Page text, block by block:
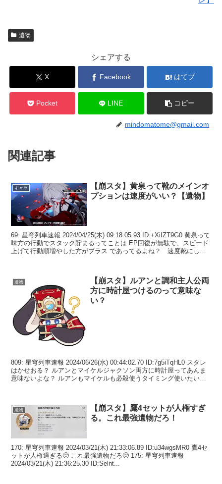
遺物
シェアする
X Facebook はてブ
Pocket LINE コピー
mindomatome@gmail.com
関連記事
キャラ
【崩スタ】黄泉って靴のメインオ
プションは速度がいい？【遺物】
69: 星穹列車速報 2024/04/25(木) 09:18:05.93 ID:+XiIZT9G0 黄泉って
味方の行動でスタック貯まるってことは EP回復が無駄で、スピード
上げて行動順増やした方がプラス であってるよね？ 速度靴にしよ
遺物
【崩スタ】ルアンと調和主人公両
方に時計屋つけるのって意味な
い？
809: 星穹列車速報 2024/06/26(水) 00:44:02.70 ID:7g5iTqHL0 スタレ
はかせおる？ ルアンとマイケルジャクソン両方に時計屋ってあんま
意味ないよな？ ルアンもマイケルも必殺使うタイミング使いたいタ
遺物
【崩スタ】鷹4セットが人権すぎ
る。これ最強遺物だろ！
170: 星穹列車速報 2024/03/21(木) 21:33:06.89 ID:u34wgsMR0 鷹4セ
ットが人権過ぎる🥺 これ最強遺物だろ🥺 175: 星穹列車速報
2024/03/21(木) 21:36:25.30 ID:Selnt...